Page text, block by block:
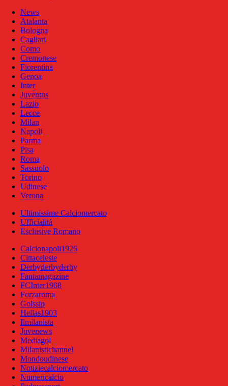
News
Atalanta
Bologna
Cagliari
Como
Cremonese
Fiorentina
Genoa
Inter
Juventus
Lazio
Lecce
Milan
Napoli
Parma
Pisa
Roma
Sassuolo
Torino
Udinese
Verona
Ultimissime Calciomercato
Ufficialità
Esclusive Romano
Calcionapoli1926
Cittaceleste
Derbyderbyderby
Fantamagazine
FCInter1908
Forzaroma
Golssip
Hellas1903
Ilmilanista
Juvenews
Mediagol
Milanistichannel
Mondoudinese
Notiziecalciomercato
Numericalcio